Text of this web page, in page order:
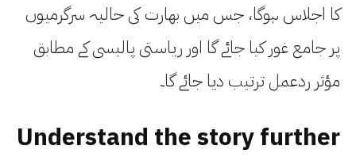
کا اجلاس ہوگا، جس میں بھارت کی حالیہ سرگرمیوں
پر جامع غور کیا جائے گا اور ریاستی پالیسی کے مطابق
مؤثر ردعمل ترتیب دیا جائے گا۔
Understand the story further